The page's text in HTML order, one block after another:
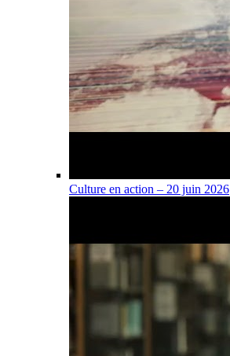
Culture en action – 20 juin 2026